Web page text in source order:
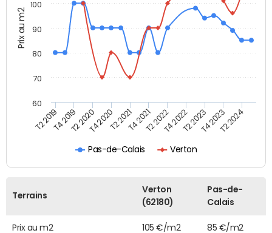
Prix au m2
Pas-de-Calais Verton
T2 2019T4 2019T2 2020T4 2020T2 2021T4 2021T2 2022T4 2022T2 2023T4 2023T2 2024
60
70
80
90
100
Terrains
Verton
(62180)
Pas-de-
Calais
Prix au m2 105 €/m2 85 €/m2